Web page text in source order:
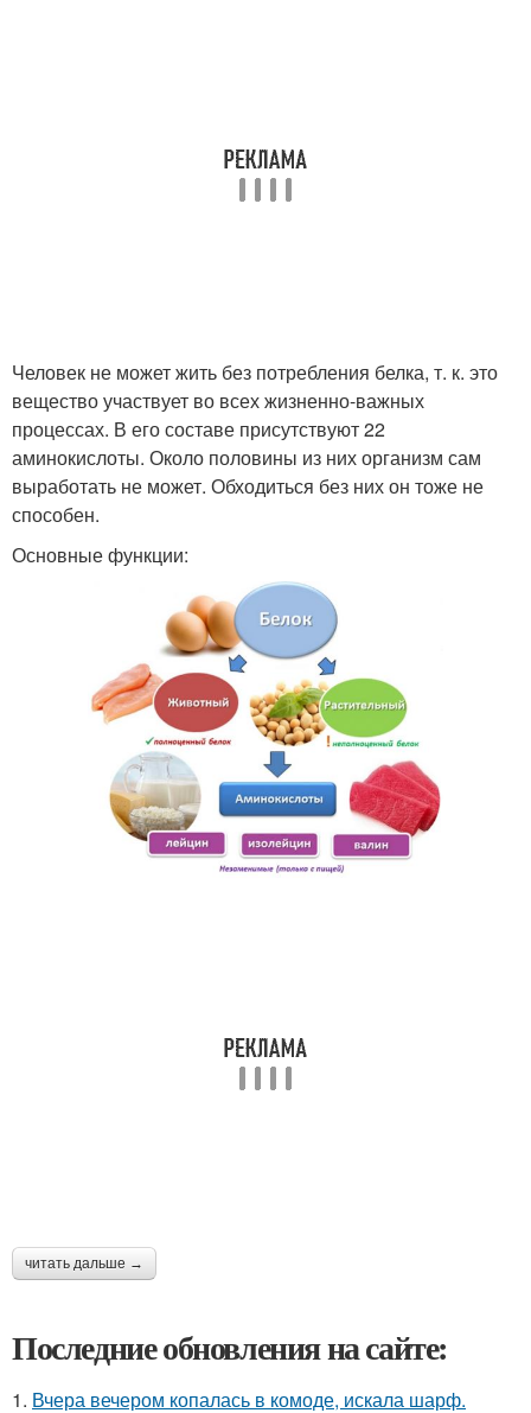
Человек не может жить без потребления белка, т. к. это
вещество участвует во всех жизненно-важных
процессах. В его составе присутствуют 22
аминокислоты. Около половины из них организм сам
выработать не может. Обходиться без них он тоже не
способен.
Основные функции:
читать дальше →
Последние обновления на сайте:
1. Вчера вечером копалась в комоде, искала шарф.